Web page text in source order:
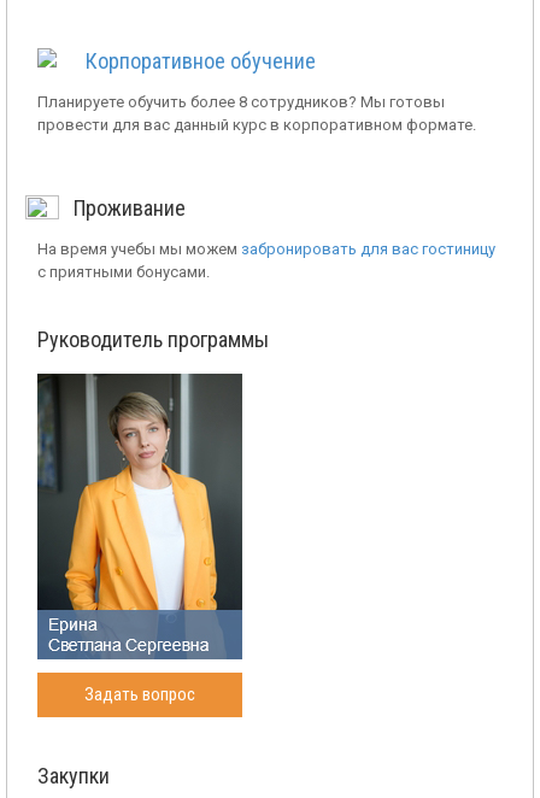
Корпоративное обучение
Планируете обучить более 8 сотрудников? Мы готовы
провести для вас данный курс в корпоративном формате.
Проживание
На время учебы мы можем забронировать для вас гостиницу
с приятными бонусами.
Руководитель программы
Задать вопрос
Закупки